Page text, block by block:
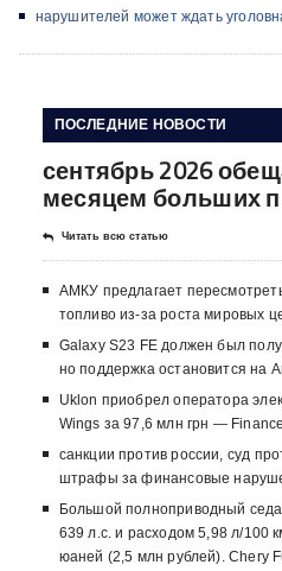
нарушителей может ждать
ПОСЛЕДНИЕ НОВОСТИ
сентябрь 2026
месяцем больших
Читать всю статью
АМКУ предлагает
топливо из-за роста мировых
Galaxy S23 FE должен был
но поддержка остановится на
Uklon приобрел оператора
Wings за 97,6 млн грн —
санкции против россии, суд
штрафы за финансовые
Большой полноприводный
639 л.с. и расходом 5,98 л/100
юаней (2,5 млн рублей). Chery